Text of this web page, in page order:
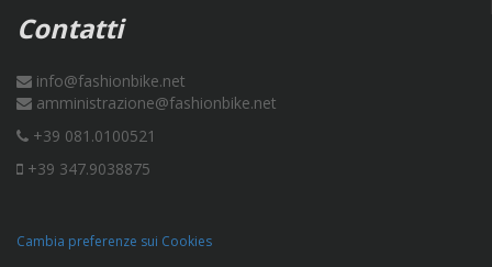
Contatti
info@fashionbike.net
amministrazione@fashionbike.net
+39 081.0100521
+39 347.9038875
Cambia preferenze sui Cookies